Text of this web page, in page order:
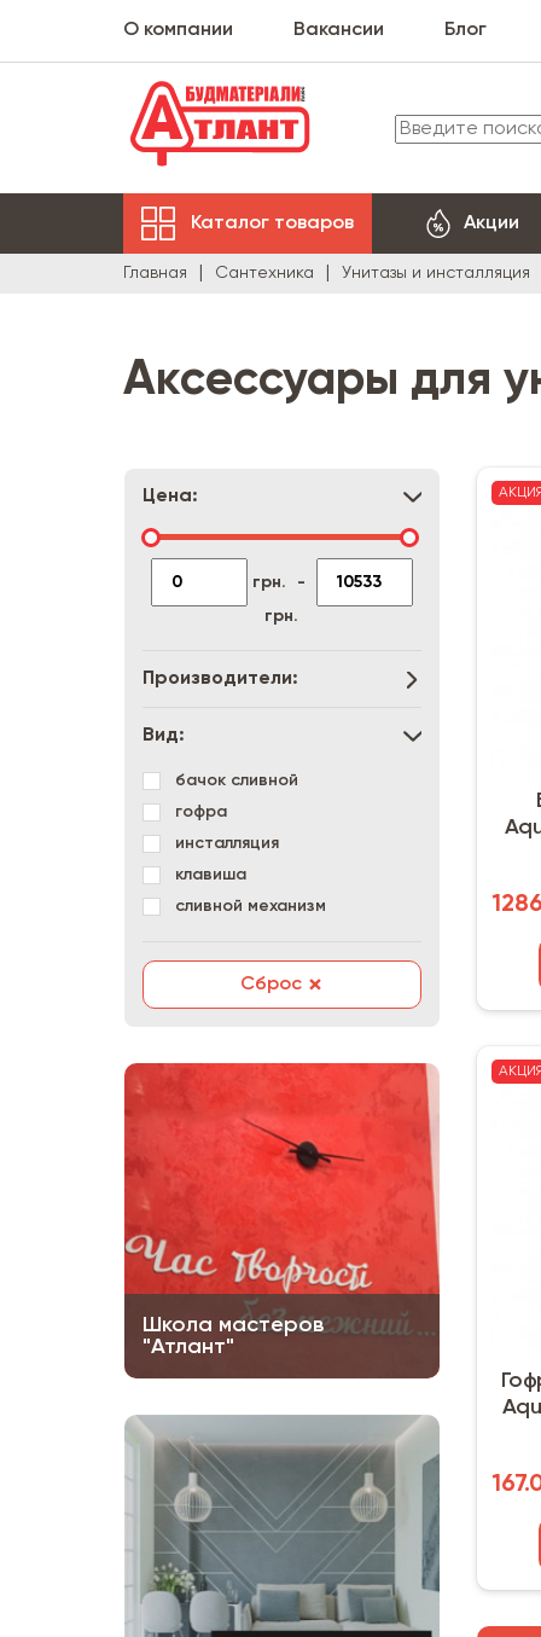
О компании Вакансии Блог
Каталог товаров Акции
Главная Сантехника Унитазы и инсталляция
Аксессуары для
Цена:
грн. -
грн.
Производители:
Вид:
бачок сливной
гофра
инсталляция
клавиша
сливной механизм
Сброс ×
Школа мастеров
"Атлант"